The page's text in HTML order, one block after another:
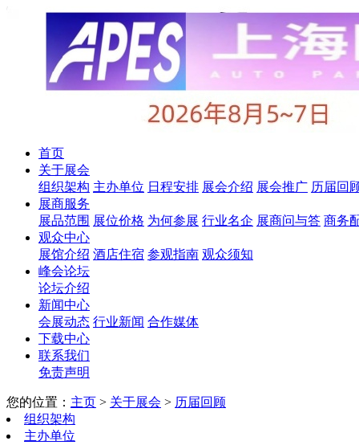
首页
关于展会
组织架构 主办单位 日程安排 展会介绍 展会推广 历届回
展商服务
展品范围 展位价格 为何参展 行业名企 展商问与答 商务
观众中心
展馆介绍 酒店住宿 参观指南 观众须知
峰会论坛
论坛介绍
新闻中心
会展动态 行业新闻 合作媒体
下载中心
联系我们
免责声明
您的位置： 主页 > 关于展会 > 历届回顾
组织架构
主办单位